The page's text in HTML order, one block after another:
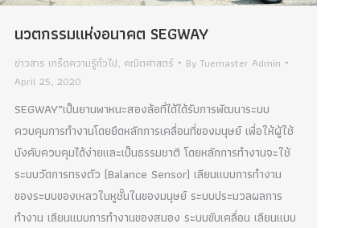
นวตกรรมแห่งอนาคต SEGWAY
ข่าวสาร เกร็ดความรู้ทั่วไป, คณิตศาสตร์ ByTuemaster Admin
April 25, 2020
SEGWAY”เป็นยานพาหนะสองล้อที่ได้ได้รับการพัฒนาระบบ
ควบคุมการทำงานโดยยึดหลักการเคลื่อนที่ของมนุษย์ เพื่อให้ผู้ใช้
บังคับควบคุมได้ง่ายและเป็นธรรมชาติ โดยหลักการทำงานจะใช้
ระบบวัดการทรงตัว (Balance Sensor) เลียนแบบการทำงาน
ของระบบของเหลวในหูชั้นในของมนุษย์ ระบบประมวลผลการ
ทำงาน เลียนแบบการทำงานของสมอง ระบบขับเคลื่อน เลียนแบบ